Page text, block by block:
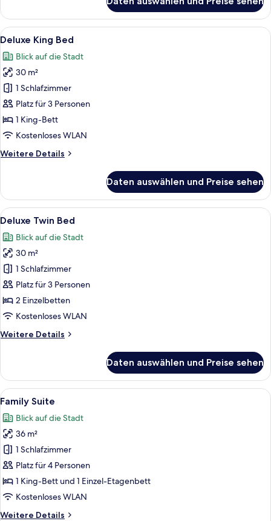
King
Bed
Alle
Fotos
für
Deluxe
King
Bed
anzeigen
Ein Hotelzimmer mit einem großen
14
Deluxe King Bed
Blick auf die Stadt
30 m²
1 Schlafzimmer
Platz für 3 Personen
1 King-Bett
Kostenloses WLAN
Weitere Details
Weitere
King
Bed
Daten auswählen und Preise sehen
Alle
Fotos
für
Deluxe
Twin
Bed
anzeigen
Ein Hotelzimmer mit zwei Betten,
11
Deluxe Twin Bed
Blick auf die Stadt
30 m²
1 Schlafzimmer
Platz für 3 Personen
2 Einzelbetten
Kostenloses WLAN
Weitere Details
Weitere
Twin
Bed
Daten auswählen und Preise sehen
Alle
Fotos
für
Family
Suite
anzeigen
Ein Hotelzimmer mit Etagenbett,
5
Family Suite
Blick auf die Stadt
36 m²
1 Schlafzimmer
Platz für 4 Personen
1 King-Bett und 1 Einzel-Etagenbett
Kostenloses WLAN
Weitere Details
Weitere